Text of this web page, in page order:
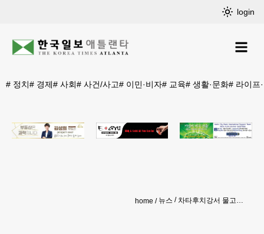
login
# 정치# 경제# 사회# 사건/사고# 이민·비자# 교육# 생활·문화# 라이프
home 뉴스 차타후치강서 물고기 수천 마리 떼죽음